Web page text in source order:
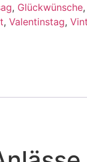
, Glückwünsche,
, Valentinstag,